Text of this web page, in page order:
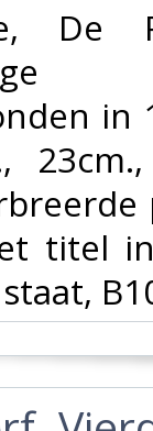
De
in
titel